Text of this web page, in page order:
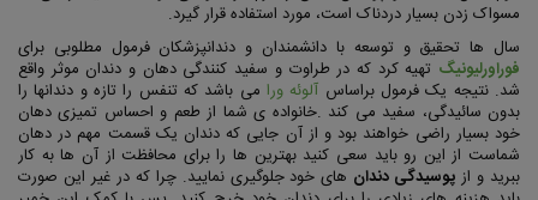
مسواک زدن بسیار دردناک است، مورد استفاده قرار گیرد.
سال ها تحقیق و توسعه با دانشمندان و دندانپزشکان فرمول مطلوبی برای
فوراورلیونیگ تهیه کرد که در طراوت و سفید کنندگی دهان و دندان موثر واقع
شد. نتیجه یک فرمول براساس آلوئه ورا می باشد که تنفس را تازه و دندانها را
بدون سائیدگی، سفید می کند .خانواده ی شما از طعم و احساس تمیزی دهان
خود بسیار راضی خواهند بود و از آن جایی که دندان یک قسمت مهم در دهان
شماست از این رو باید سعی کنید بهترین ها را برای محافظت از آن ها به کار
ببرید و از پوسیدگی دندان های خود جلوگیری نمایید. چرا که در غیر این صورت